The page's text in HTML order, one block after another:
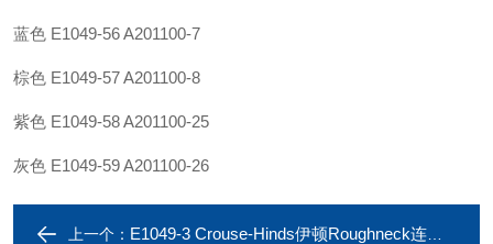
蓝色 E1049-56 A201100-7
棕色 E1049-57 A201100-8
紫色 E1049-58 A201100-25
灰色 E1049-59 A201100-26
上一个： E1049-3 Crouse-Hinds伊顿Roughneck连接器E1049-1